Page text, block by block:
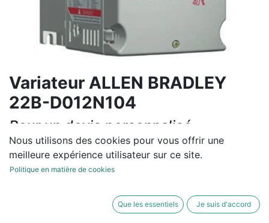
Variateur ALLEN BRADLEY
22B-D012N104
Pour un devis personnalisé,
contactez-nous
Contactez-nous
Nous utilisons des cookies pour vous offrir une
meilleure expérience utilisateur sur ce site.
Politique en matière de cookies
Que les essentiels Je suis d'accord